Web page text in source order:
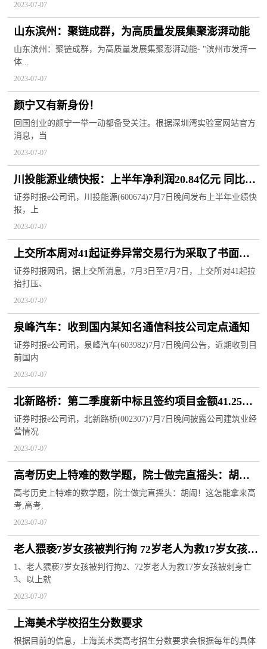
2023-07-07
山东滨州：聚链成群，为高质量发展集聚澎湃动能
山东滨州：聚链成群，为高质量发展集聚澎湃动能- "滨州市发挥一
体...
2023-07-07
颜宁又有新身份！
回国创业的颜宁一举一动都备受关注。根据深圳湾实验室网站官方
消息，当
2023-07-07
川投能源业绩快报：上半年净利润20.84亿元 同比增
长33.61%
证券时报e公司讯，川投能源(600674)7月7日晚间发布上半年业绩快
报，上
2023-07-07
上交所本周对41起证券异常交易行为采取了书面警
示等监管措施
证券时报网讯，据上交所消息，7月3日至7月7日，上交所对41起拉
抬打压、
2023-07-07
泉峰汽车：收到国内某知名通信科技公司定点通知
证券时报e公司讯，泉峰汽车(603982)7月7日晚间公告，近期收到目
前国内
2023-07-07
北新路桥：第二季度新中标且签约项目金额41.25亿
元
证券时报e公司讯，北新路桥(002307)7月7日晚间披露公司建筑业经
营情况
2023-07-07
高考历史上特难的数学题，院士做完直摇头：胡
闹！这怎能拿来高考
高考历史上特难的数学题，院士做完直摇头：胡闹！这怎能拿来高
考,高考,
2023-07-07
老人猥亵7岁女孩被判行拘 72岁老人为救17岁女孩被
刺身亡 基本情况讲解
1、老人猥亵7岁女孩被判行拘2、72岁老人为救17岁女孩被刺身亡
3、以上就
2023-07-07
上海美术学校招生分数要求
根据目前的信息，上海美术类高考招生分数要求会根据每年的具体